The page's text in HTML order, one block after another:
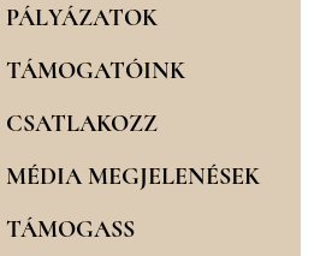
PÁLYÁZATOK
TÁMOGATÓINK
CSATLAKOZZ
MÉDIA MEGJELENÉSEK
TÁMOGASS